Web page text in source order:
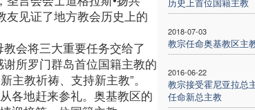
2018-07-03
教宗任命奥基教区主
2016-06-22
教宗接受霍尼亚拉总
任命新总主教
友见证了地方教会历史上的
会将三大重要任务交给了
所罗门群岛首位国籍主教的
主教祈祷、支持新主教”。
各地赶来参礼。奥基教区的